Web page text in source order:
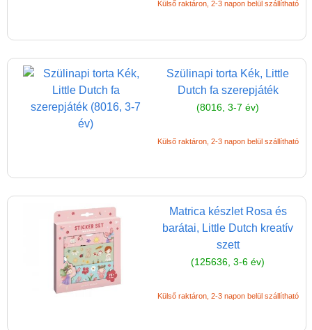
Külső raktáron, 2-3 napon belül szállítható
Szülinapi torta Kék, Little
Dutch fa szerepjáték
(8016, 3-7 év)
Külső raktáron, 2-3 napon belül szállítható
Matrica készlet Rosa és
barátai, Little Dutch kreatív
szett
(125636, 3-6 év)
Külső raktáron, 2-3 napon belül szállítható
LÜK
Magyar játékok
Mozgásfejlesztő játékok
Pasztell játékok
Papírszínház
Pixelhobby